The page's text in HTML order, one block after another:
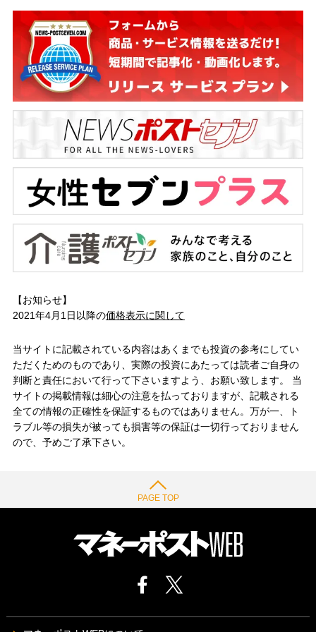
【お知らせ】
2021年4月1日以降の価格表示に関して
当サイトに記載されている内容はあくまでも投資の参考にしてい
ただくためのものであり、実際の投資にあたっては読者ご自身の
判断と責任において行って下さいますよう、お願い致します。 当
サイトの掲載情報は細心の注意を払っておりますが、記載される
全ての情報の正確性を保証するものではありません。万が一、ト
ラブル等の損失が被っても損害等の保証は一切行っておりません
ので、予めご了承下さい。
PAGE TOP